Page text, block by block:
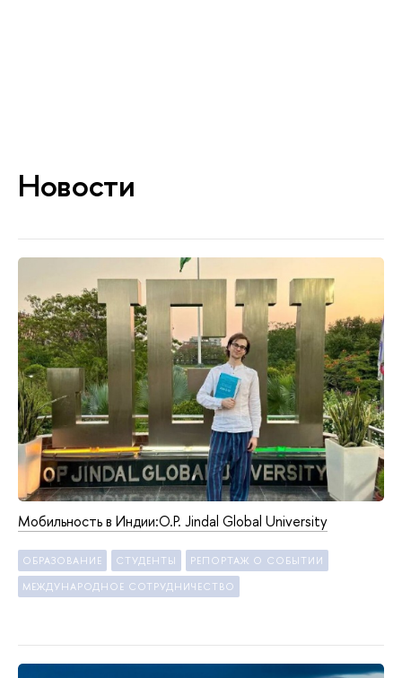
Новости
Мобильность в Индии:O.P. Jindal Global University
ОБРАЗОВАНИЕ СТУДЕНТЫ РЕПОРТАЖ О СОБЫТИИ
МЕЖДУНАРОДНОЕ СОТРУДНИЧЕСТВО